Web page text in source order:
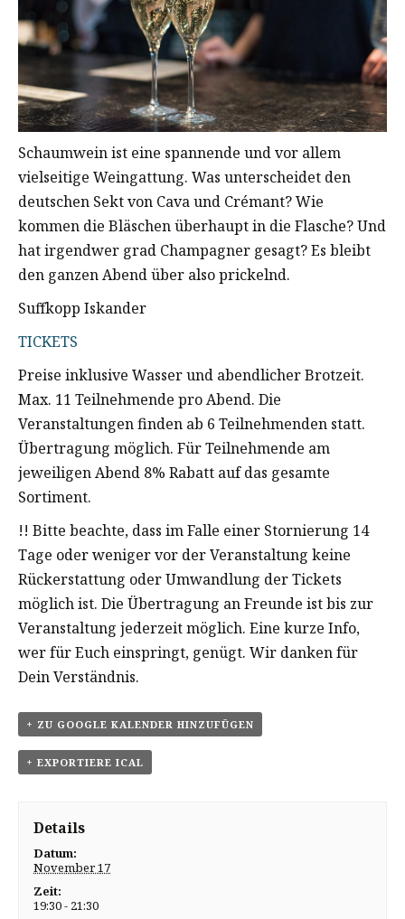
Schaumwein ist eine spannende und vor allem
vielseitige Weingattung. Was unterscheidet den
deutschen Sekt von Cava und Crémant? Wie
kommen die Bläschen überhaupt in die Flasche? Und
hat irgendwer grad Champagner gesagt? Es bleibt
den ganzen Abend über also prickelnd.
Suffkopp Iskander
TICKETS
Preise inklusive Wasser und abendlicher Brotzeit.
Max. 11 Teilnehmende pro Abend. Die
Veranstaltungen finden ab 6 Teilnehmenden statt.
Übertragung möglich. Für Teilnehmende am
jeweiligen Abend 8% Rabatt auf das gesamte
Sortiment.
!! Bitte beachte, dass im Falle einer Stornierung 14
Tage oder weniger vor der Veranstaltung keine
Rückerstattung oder Umwandlung der Tickets
möglich ist. Die Übertragung an Freunde ist bis zur
Veranstaltung jederzeit möglich. Eine kurze Info,
wer für Euch einspringt, genügt. Wir danken für
Dein Verständnis.
+ ZU GOOGLE KALENDER HINZUFÜGEN
+ EXPORTIERE ICAL
Details
Datum:
November 17
Zeit:
19:30 - 21:30